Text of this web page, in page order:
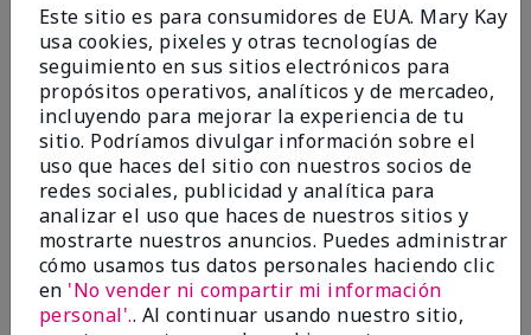
TimeWise® Matte 3D
Foundation
Light 1​ (subtonos rosados
fríos)
$28.00
TimeWise® Luminous 3D
Foundation
Light 1​ (subtonos rosados
fríos)
$28.00
Este sitio es para consumidores de EUA. Mary Kay
usa cookies, pixeles y otras tecnologías de
seguimiento en sus sitios electrónicos para
propósitos operativos, analíticos y de mercadeo,
incluyendo para mejorar la experiencia de tu
sitio. Podríamos divulgar información sobre el
uso que haces del sitio con nuestros socios de
redes sociales, publicidad y analítica para
analizar el uso que haces de nuestros sitios y
mostrarte nuestros anuncios. Puedes administrar
cómo usamos tus datos personales haciendo clic
en 'No vender ni compartir mi información
personal'.. Al continuar usando nuestro sitio,